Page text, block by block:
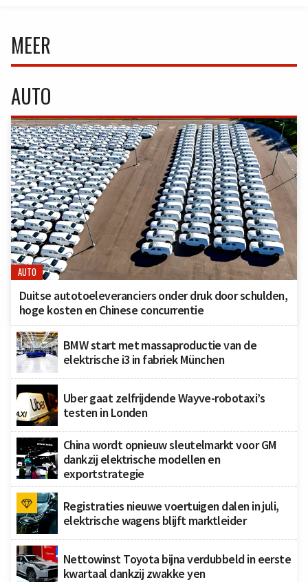
MEER
AUTO
AUTO
Duitse autotoeleveranciers onder druk door schulden,
hoge kosten en Chinese concurrentie
BMW start met massaproductie van de
elektrische i3 in fabriek München
Uber gaat zelfrijdende Wayve-robotaxi’s
testen in Londen
China wordt opnieuw sleutelmarkt voor GM
dankzij elektrische modellen en
exportstrategie
Registraties nieuwe voertuigen dalen in juli,
elektrische wagens blijft marktleider
Nettowinst Toyota bijna verdubbeld in eerste
kwartaal dankzij zwakke yen